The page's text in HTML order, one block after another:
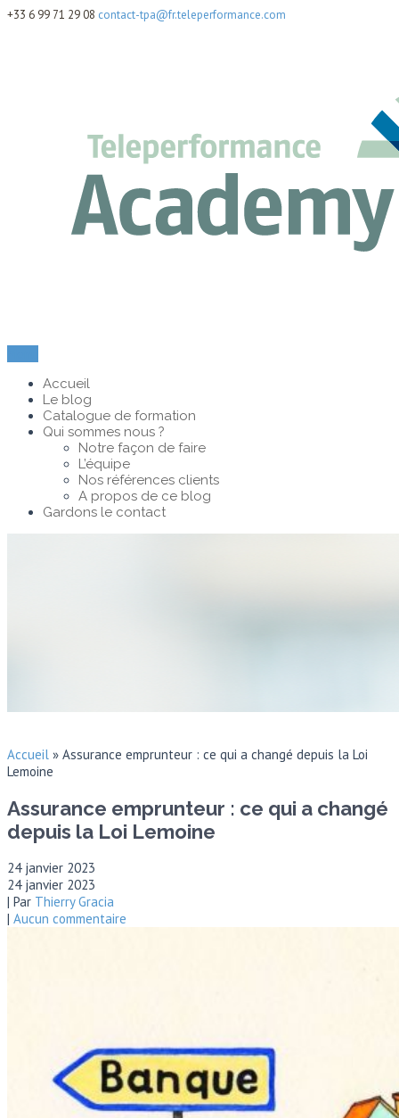
+33 6 99 71 29 08 contact-tpa@fr.teleperformance.com
Accueil
Le blog
Catalogue de formation
Qui sommes nous ?
Notre façon de faire
L’équipe
Nos références clients
A propos de ce blog
Gardons le contact
Accueil » Assurance emprunteur : ce qui a changé depuis la Loi
Lemoine
Assurance emprunteur : ce qui a changé
depuis la Loi Lemoine
24 janvier 2023
24 janvier 2023
| Par Thierry Gracia
| Aucun commentaire